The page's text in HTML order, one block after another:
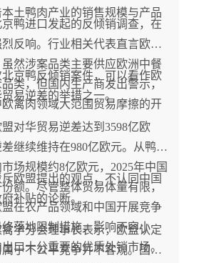
土鸭肉产业的销售规模与产品
鸭进口发起的反倾销调查，在
反响。行业相关代表直言欧盟
然涉案品类主要供应欧洲中餐
类，但国内生产商发出警示，
禽肉领域大范围贸易摩擦的开
京鸭反倾销案件，可以看作欧
易逆差的举措之一。
对华贸易逆差达到3598亿欧
继续维持在980亿欧元。从鸭肉
场规模约8亿欧元，2025年中国
额。尽管整体贸易体量有限，
在农产品领域和中国开展竞争
落地限制措施，影响不容小
口十分重要的优质外销市场。
欧盟提出的观点，不认同中国
补贴的论断。
学分会理事长表示，欧盟认定
于不公平竞争并不客观。国内